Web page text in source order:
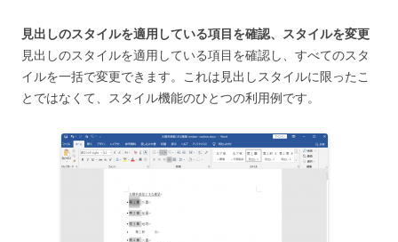
見出しのスタイルを適用している項目を確認、スタイルを変更
見出しのスタイルを適用している項目を確認し、すべてのスタ
イルを一括で変更できます。これは見出しスタイルに限ったこ
とではなくて、スタイル機能のひとつの利用例です。